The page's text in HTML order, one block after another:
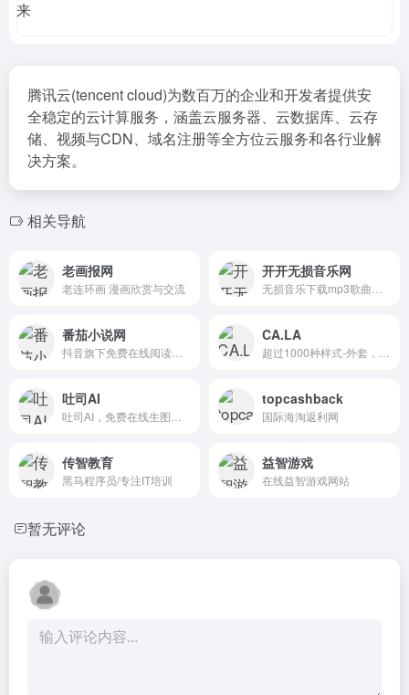
腾讯云(tencent cloud)为数百万的企业和开发者提供安
全稳定的云计算服务，涵盖云服务器、云数据库、云存
储、视频与CDN、域名注册等全方位云服务和各行业解
决方案。
相关导航
老画报网
老连环画 漫画欣赏与交流
开开无损音乐网
番茄小说网 CA.LA
吐司AI topcashback
国际海淘返利网
传智教育
黑马程序员/专注IT培训
益智游戏
在线益智游戏网站
暂无评论